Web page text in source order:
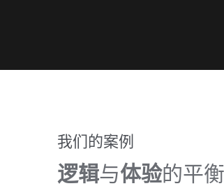
我们的案例
逻辑与体验的平衡